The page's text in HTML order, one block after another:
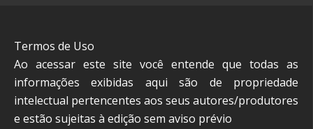
Termos de Uso
Ao acessar este site você entende que todas as
informações exibidas aqui são de propriedade
intelectual pertencentes aos seus autores/produtores
e estão sujeitas à edição sem aviso prévio